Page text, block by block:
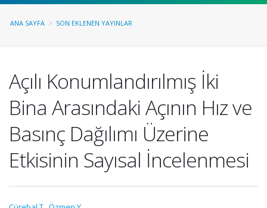
ANA SAYFA SON EKLENEN YAYINLAR
Açılı Konumlandırılmış İki
Bina Arasındaki Açının Hız ve
Basınç Dağılımı Üzerine
Etkisinin Sayısal İncelenmesi